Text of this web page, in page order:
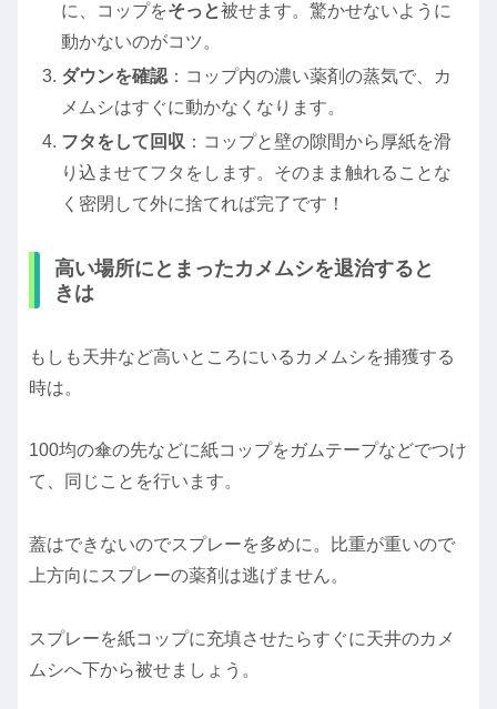
に、コップをそっと被せます。驚かせないように
動かないのがコツ。
ダウンを確認 ：コップ内の濃い薬剤の蒸気で、カ
メムシはすぐに動かなくなります。
フタをして回収 ：コップと壁の隙間から厚紙を滑
り込ませてフタをします。そのまま触れることな
く密閉して外に捨てれば完了です！
高い場所にとまったカメムシを退治すると
きは
もしも天井など高いところにいるカメムシを捕獲する
時は。
100均の傘の先などに紙コップをガムテープなどでつけ
て、同じことを行います。
蓋はできないのでスプレーを多めに。比重が重いので
上方向にスプレーの薬剤は逃げません。
スプレーを紙コップに充填させたらすぐに天井のカメ
ムシへ下から被せましょう。